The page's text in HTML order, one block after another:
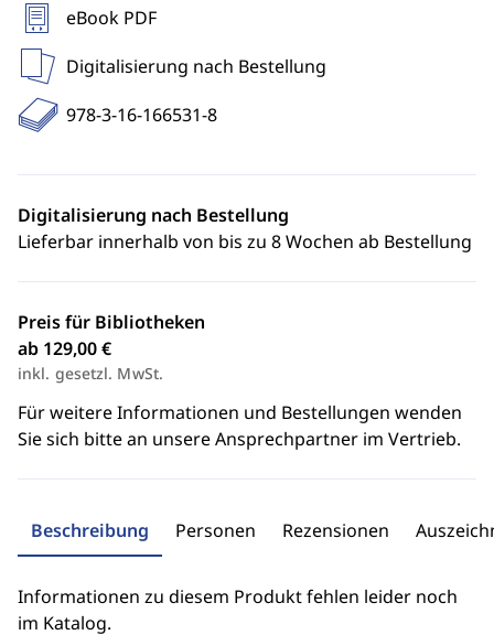
eBook PDF
Digitalisierung nach Bestellung
978-3-16-166531-8
Digitalisierung nach Bestellung
Lieferbar innerhalb von bis zu 8 Wochen ab Bestellung
Preis für Bibliotheken
ab 129,00 €
inkl. gesetzl. MwSt.
Für weitere Informationen und Bestellungen wenden
Sie sich bitte an unsere Ansprechpartner im Vertrieb.
Beschreibung Personen Rezensionen
Informationen zu diesem Produkt fehlen leider noch
im Katalog.